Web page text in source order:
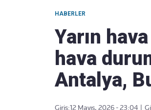
HABERLER
Yarın
hava
Antalya,
Giriş:12 Mayıs, 2026 - 23:04